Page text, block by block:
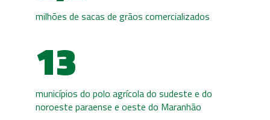
milhões de sacas de grãos comercializados
13
municípios do polo agrícola do sudeste e do
noroeste paraense e oeste do Maranhão